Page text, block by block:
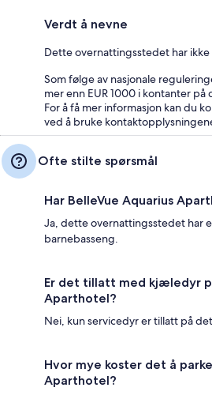
Verdt å nevne
Dette overnattingsstedet har ikke
Som følge av nasjonale
mer enn EUR 1000 i kontanter
For å få mer informasjon kan du
ved å bruke
Ofte stilte spørsmål
Har BelleVue Aquarius
Ja, dette overnattingsstedet har
barnebasseng.
Er det tillatt med kjæledyr
Aparthotel?
Nei, kun servicedyr er tillatt på
Hvor mye koster det å
Aparthotel?